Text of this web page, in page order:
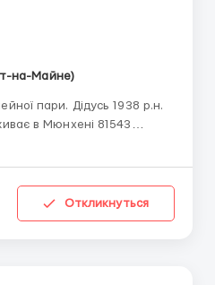
на-Майне)
пари. Дідусь 1938 р.н.
в Мюнхені 81543
на Паркенсон, має діабет
мусить дістати...
Откликнуться